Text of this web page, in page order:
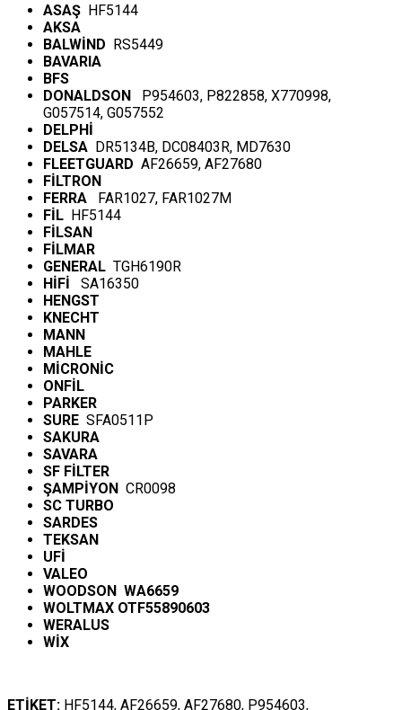
ASAŞ HF5144
AKSA
BALWİND RS5449
BAVARIA
BFS
DONALDSON P954603, P822858, X770998,
G057514, G057552
DELPHİ
DELSA DR5134B, DC08403R, MD7630
FLEETGUARD AF26659, AF27680
FİLTRON
FERRA FAR1027, FAR1027M
FİL HF5144
FİLSAN
FİLMAR
GENERAL TGH6190R
HİFİ SA16350
HENGST
KNECHT
MANN
MAHLE
MİCRONİC
ONFİL
PARKER
SURE SFA0511P
SAKURA
SAVARA
SF FİLTER
ŞAMPİYON CR0098
SC TURBO
SARDES
TEKSAN
UFİ
VALEO
WOODSON WA6659
WOLTMAX OTF55890603
WERALUS
WİX
ETİKET: HF5144, AF26659, AF27680, P954603,